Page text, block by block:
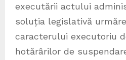
executării actului
soluția legislativă
caracterului executoriu
hotărârilor de